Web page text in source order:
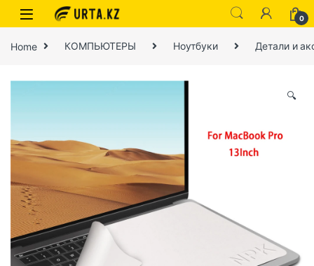
0
Home КОМПЬЮТЕРЫ Ноутбуки Детали и
🔍